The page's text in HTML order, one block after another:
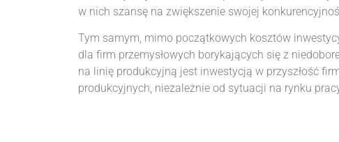
w nich szansę na zwiększenie swojej
Tym samym, mimo początkowych kosztów
dla firm przemysłowych borykających się z
na linię produkcyjną jest inwestycją w przyszłość
produkcyjnych, niezależnie od sytuacji na rynku